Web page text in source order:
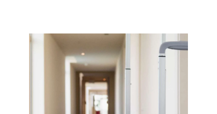
Bat Yam